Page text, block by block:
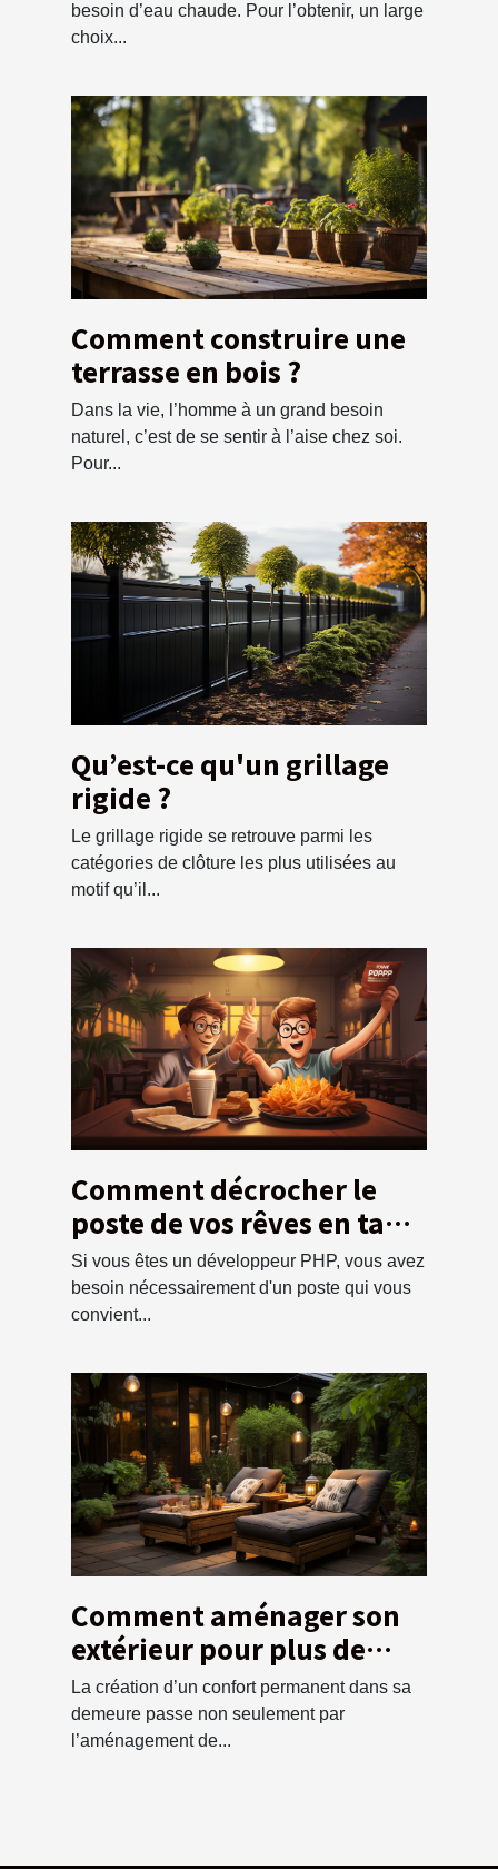
besoin d’eau chaude. Pour l’obtenir, un large
choix...
Comment construire une
terrasse en bois ?
Dans la vie, l’homme à un grand besoin
naturel, c’est de se sentir à l’aise chez soi.
Pour...
Qu’est-ce qu'un grillage
rigide ?
Le grillage rigide se retrouve parmi les
catégories de clôture les plus utilisées au
motif qu’il...
Comment décrocher le
poste de vos rêves en tant
que développeur PHP ?
Si vous êtes un développeur PHP, vous avez
besoin nécessairement d'un poste qui vous
convient...
Comment aménager son
extérieur pour plus de
confort
La création d’un confort permanent dans sa
demeure passe non seulement par
l’aménagement de...